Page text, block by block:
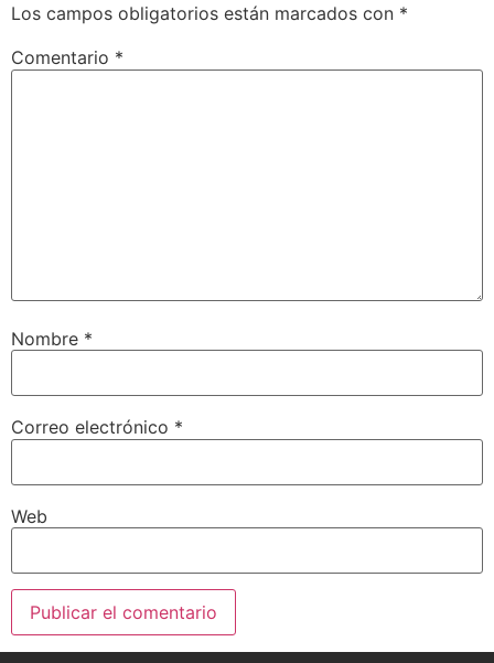
Los campos obligatorios están marcados con *
Comentario *
Nombre *
Correo electrónico *
Web